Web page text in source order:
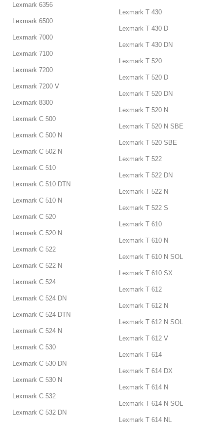
Lexmark 6356
Lexmark 6500
Lexmark 7000
Lexmark 7100
Lexmark 7200
Lexmark 7200 V
Lexmark 8300
Lexmark C 500
Lexmark C 500 N
Lexmark C 502 N
Lexmark C 510
Lexmark C 510 DTN
Lexmark C 510 N
Lexmark C 520
Lexmark C 520 N
Lexmark C 522
Lexmark C 522 N
Lexmark C 524
Lexmark C 524 DN
Lexmark C 524 DTN
Lexmark C 524 N
Lexmark C 530
Lexmark C 530 DN
Lexmark C 530 N
Lexmark C 532
Lexmark C 532 DN
Lexmark T 430
Lexmark T 430 D
Lexmark T 430 DN
Lexmark T 520
Lexmark T 520 D
Lexmark T 520 DN
Lexmark T 520 N
Lexmark T 520 N SBE
Lexmark T 520 SBE
Lexmark T 522
Lexmark T 522 DN
Lexmark T 522 N
Lexmark T 522 S
Lexmark T 610
Lexmark T 610 N
Lexmark T 610 N SOL
Lexmark T 610 SX
Lexmark T 612
Lexmark T 612 N
Lexmark T 612 N SOL
Lexmark T 612 V
Lexmark T 614
Lexmark T 614 DX
Lexmark T 614 N
Lexmark T 614 N SOL
Lexmark T 614 NL